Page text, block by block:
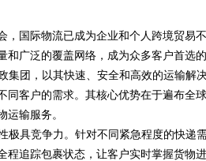
，国际物流已成为企业和个人跨境贸易
和广泛的覆盖网络，成为众多客户首选
集团，以其快速、安全和高效的运输解
同客户的需求。其核心优势在于遍布全
运输服务。
极具竞争力。针对不同紧急程度的快递
程追踪包裹状态，让客户实时掌握货物
公司离不开版权律师